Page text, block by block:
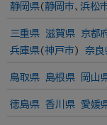
静岡県(静岡市、 浜松
三重県 滋賀県 京都
兵庫県(神戸市) 奈良
鳥取県 島根県 岡山
徳島県 香川県 愛媛